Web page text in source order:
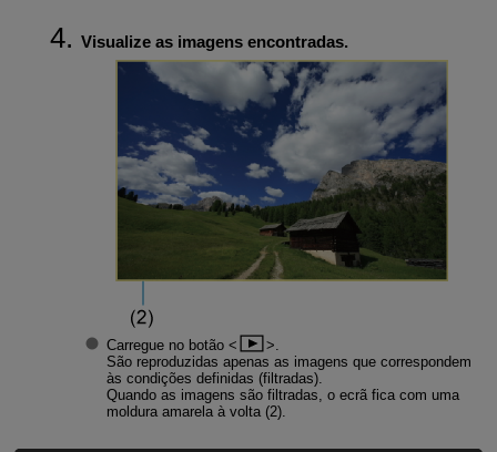
Visualize as imagens encontradas.
Carregue no botão
.
São reproduzidas apenas as imagens que correspondem
às condições definidas (filtradas).
Quando as imagens são filtradas, o ecrã fica com uma
moldura amarela à volta (2).